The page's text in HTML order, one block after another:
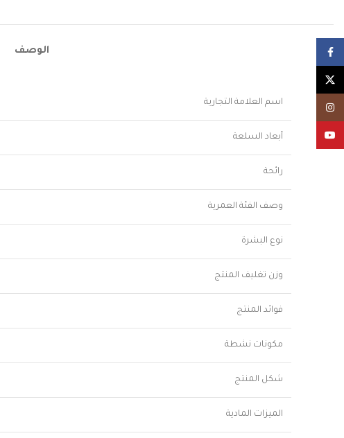
الوصف
اسم العلامة التجارية
أبعاد السلعة
رائحة
وصف الفئة العمرية
نوع البشرة
وزن تغليف المنتج
فوائد المنتج
مكونات نشطة
شكل المنتج
الميزات المادية
Instagram
YouTube